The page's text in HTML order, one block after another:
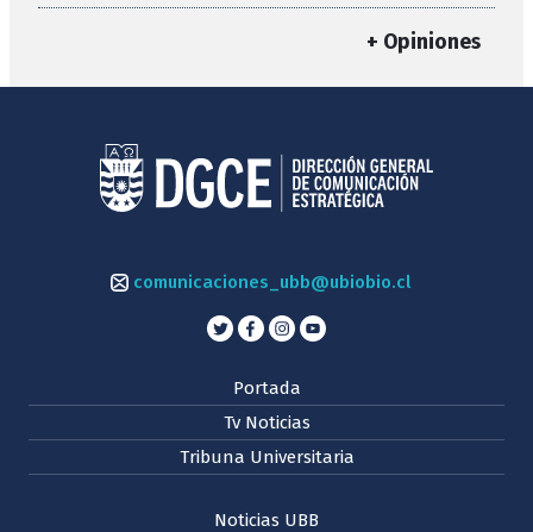
+ Opiniones
comunicaciones_ubb@ubiobio.cl
Portada
Tv Noticias
Tribuna Universitaria
Noticias UBB